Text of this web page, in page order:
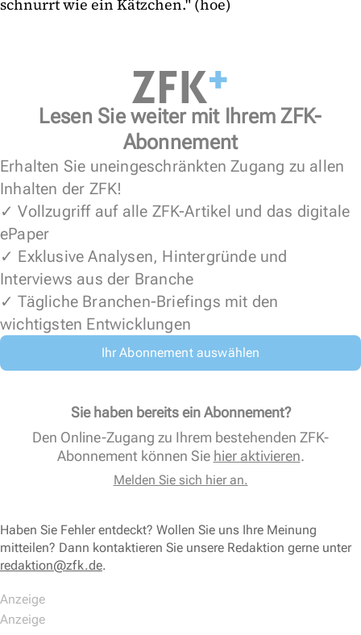
schnurrt wie ein Kätzchen." (hoe)
Lesen Sie weiter mit Ihrem ZFK-
Abonnement
Erhalten Sie uneingeschränkten Zugang zu allen
Inhalten der ZFK!
✓ Vollzugriff auf alle ZFK-Artikel und das digitale
ePaper
✓ Exklusive Analysen, Hintergründe und
Interviews aus der Branche
✓ Tägliche Branchen-Briefings mit den
wichtigsten Entwicklungen
Ihr Abonnement auswählen
Sie haben bereits ein Abonnement?
Den Online-Zugang zu Ihrem bestehenden ZFK-
Abonnement können Sie hier aktivieren.
Melden Sie sich hier an.
Haben Sie Fehler entdeckt? Wollen Sie uns Ihre Meinung
mitteilen? Dann kontaktieren Sie unsere Redaktion gerne unter
redaktion@zfk.de.